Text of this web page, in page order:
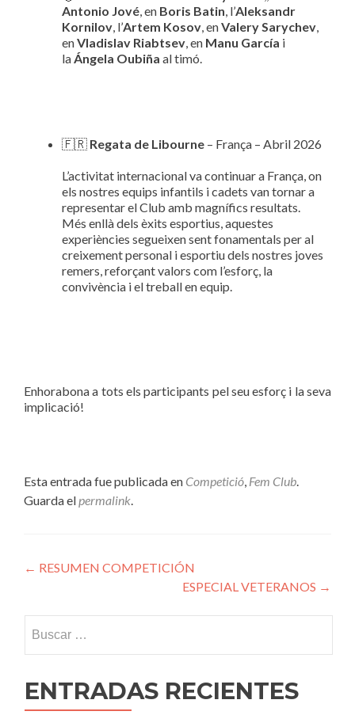
Antonio Jové, en Boris Batin, l’Aleksandr
Kornilov, l’Artem Kosov, enValery Sarychev,
enVladislav Riabtsev, en Manu García i
laÁngela Oubiña al timó.
🇫🇷 Regata de Libourne – França – Abril 2026
L’activitat internacional va continuar a França, on
els nostres equips infantils i cadets van tornar a
representar el Club amb magnífics resultats.
Més enllà dels èxits esportius, aquestes
experiències segueixen sent fonamentals per al
creixement personal i esportiu dels nostres joves
remers, reforçant valors com l’esforç, la
convivència i el treball en equip.
Enhorabona a tots els participants pel seu esforç i la seva
implicació!
Esta entrada fue publicada en Competició, Fem Club.
Guarda elpermalink.
Navegación
entradas
← RESUMEN COMPETICIÓN
ESPECIAL VETERANOS →
ENTRADAS RECIENTES